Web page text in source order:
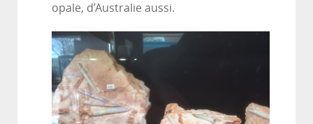
opale, d’Australie aussi.